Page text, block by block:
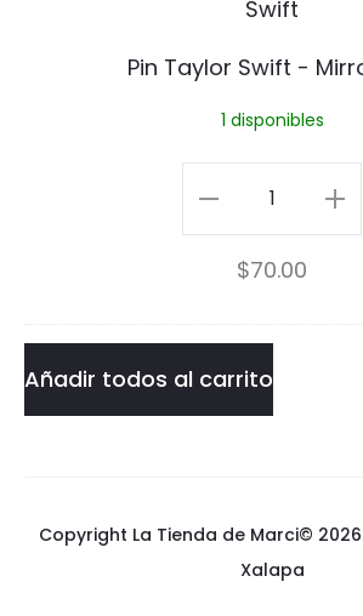
l
r
S
w
f
M
Pin Taylor Swift -
1 disponibles
Pin
Taylor
Swift
-
Mirrorball
cantidad
$70.00
Añadir todos al carrito
Copyright La Tienda de Marci©
Xalapa